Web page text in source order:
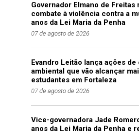
Governador Elmano de Freitas
combate à violência contra a
anos da Lei Maria da Penha
07 de agosto de 2026
Evandro Leitão lança ações de
ambiental que vão alcançar
estudantes em Fortaleza
07 de agosto de 2026
Vice-governadora Jade
anos da Lei Maria da Penha e